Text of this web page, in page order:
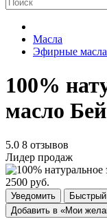
Масла
Эфирные
100%
масло Бей
5.0 8 отзывов
Лидер продаж
2500 руб.
Уведомить
Быстрый
Добавить в «Мои